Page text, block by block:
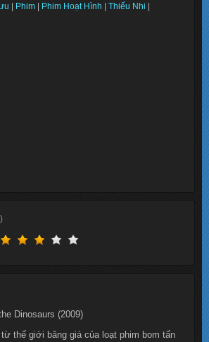
Phim Phim Hoạt Hình Thiếu Nhi
Dinosaurs (2009)
thế giới băng giá của loạt phim bom tấn